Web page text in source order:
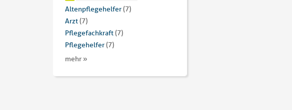
Altenpflegehelfer(7)
Arzt(7)
Pflegefachkraft(7)
Pflegehelfer(7)
mehr »